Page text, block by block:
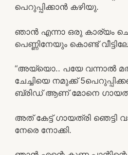
പെറുപ്പിക്കാൻ കഴിയു.
ഞാൻ എന്നാ ഒരു കാര്യം
പെണ്ണിനേയും കൊണ്ട്
“അയ്യൊ.. പയേ വന്നാൽ
ചേച്ചിയെ നമുക്ക്
ബ്രിഡ് ആണ് മോനെ
അത് കേട്ട് ഗായത്രി ഞെട്ടി
നേരെ നോക്കി.